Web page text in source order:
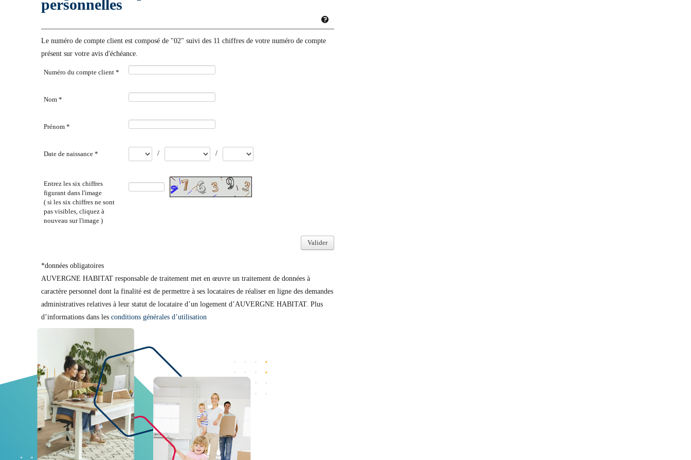
personnelles
Le numéro de compte client est composé de "02" suivi des 11 chiffres de votre numéro de compte
présent sur votre avis d'échéance.
Numéro du compte client *
Nom *
Prénom *
Date de naissance * / /
Entrez les six chiffres
figurant dans l'image
( si les six chiffres ne sont
pas visibles, cliquez à
nouveau sur l'image )
*données obligatoires
AUVERGNE HABITAT responsable de traitement met en œuvre un traitement de données à
caractère personnel dont la finalité est de permettre à ses locataires de réaliser en ligne des demandes
administratives relatives à leur statut de locataire d’un logement d’AUVERGNE HABITAT. Plus
d’informations dans les conditions générales d’utilisation